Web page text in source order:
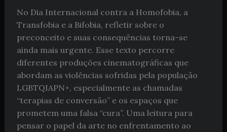
No Dia Internacional contra a Homofobia, a
Transfobia e a Bifobia, refletir sobre o
preconceito e suas consequências torna-se
ainda mais urgente. Esse texto percorre
diferentes produções cinematográficas que
abordam as violências sofridas pela população
LGBTQIAPN+, especialmente as chamadas
“terapias de conversão” e os espaços que
prometem uma falsa “cura”. Uma leitura para
pensar o papel da arte no enfrentamento ao